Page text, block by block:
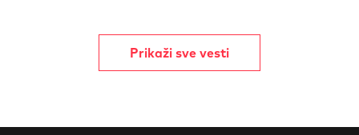
Prikaži sve vesti